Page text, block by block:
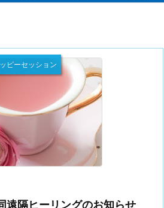
ピーセッション
遠隔ヒーリングのお知らせ